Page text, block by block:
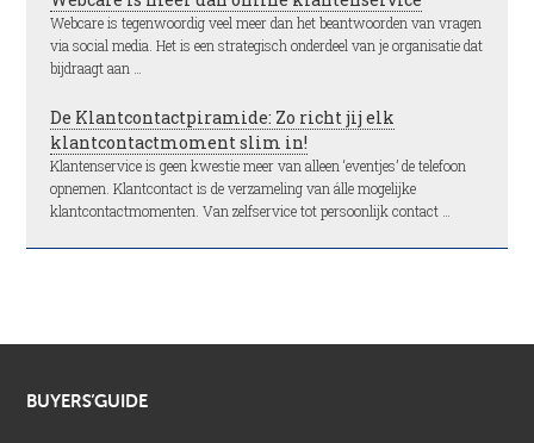
Webcare is tegenwoordig veel meer dan het beantwoorden van vragen
via social media. Het is een strategisch onderdeel van je organisatie dat
bijdraagt aan …
De Klantcontactpiramide: Zo richt jij elk
klantcontactmoment slim in!
Klantenservice is geen kwestie meer van alleen ‘eventjes’ de telefoon
opnemen. Klantcontact is de verzameling van álle mogelijke
klantcontactmomenten. Van zelfservice tot persoonlijk contact …
BUYERS’GUIDE